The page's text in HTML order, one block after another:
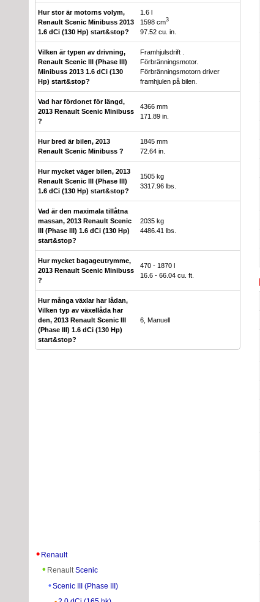
Hur stor är motorns volym,
Renault Scenic Minibuss 2013
1.6 dCi (130 Hp) start&stop?
1.6 l
1598 cm3
97.52 cu. in.
Vilken är typen av drivning,
Renault Scenic III (Phase III)
Minibuss 2013 1.6 dCi (130
Hp) start&stop?
Framhjulsdrift .
Förbränningsmotor.
Förbränningsmotorn driver
framhjulen på bilen.
Vad har fördonet för längd,
2013 Renault Scenic Minibuss
?
4366 mm
171.89 in.
Hur bred är bilen, 2013
Renault Scenic Minibuss ?
1845 mm
72.64 in.
Hur mycket väger bilen, 2013
Renault Scenic III (Phase III)
1.6 dCi (130 Hp) start&stop?
1505 kg
3317.96 lbs.
Vad är den maximala tillåtna
massan, 2013 Renault Scenic
III (Phase III) 1.6 dCi (130 Hp)
start&stop?
2035 kg
4486.41 lbs.
Hur mycket bagageutrymme,
2013 Renault Scenic Minibuss
?
470 - 1870 l
16.6 - 66.04 cu. ft.
Hur många växlar har lådan,
Vilken typ av växellåda har
den, 2013 Renault Scenic III
(Phase III) 1.6 dCi (130 Hp)
start&stop?
6, Manuell
Renault
RenaultScenic
Scenic III (Phase III)